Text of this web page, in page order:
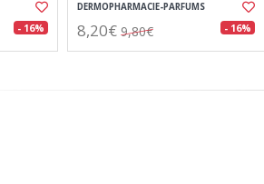
- 16%
DERMOPHARMACIE-PARFUMS
8,20€ 9,80€ - 16%